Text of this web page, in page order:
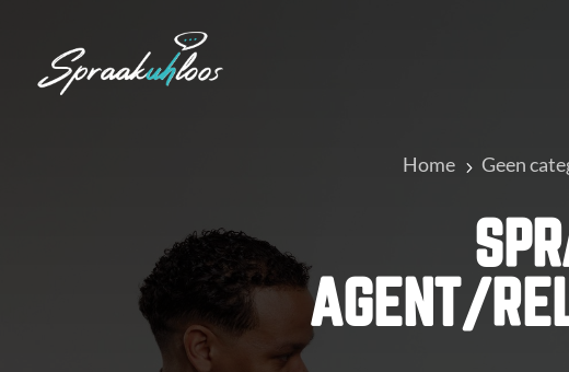
Home 5 Geen
AGENT/